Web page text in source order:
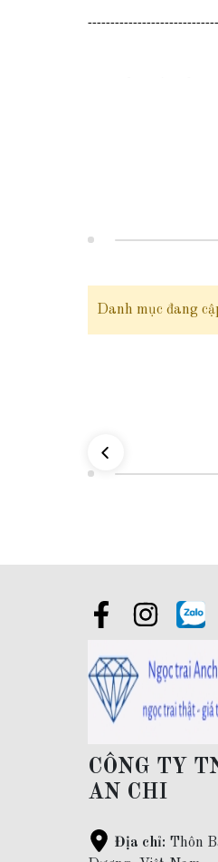
Đối tượng sử dụng:
Bảo hành: làm sạch
Danh mục đang
CÔNG TY
AN CHI
Địa chỉ: Thôn